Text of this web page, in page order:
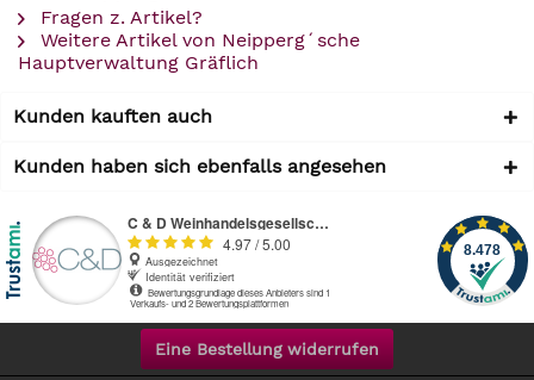
Fragen z. Artikel?
Weitere Artikel von Neipperg´sche
Hauptverwaltung Gräflich
Kunden kauften auch
Kunden haben sich ebenfalls angesehen
Eine Bestellung widerrufen